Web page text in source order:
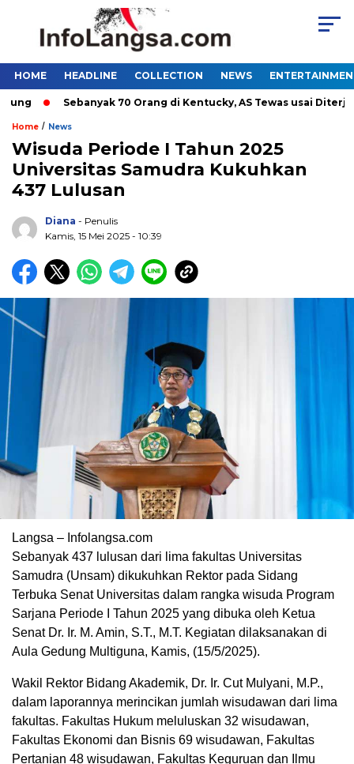
HOME HEADLINE COLLECTION NEWS
Sebanyak 70 Orang di Kentucky, AS Tewas usai Diterjang
Home / News
Wisuda Periode I Tahun 2025
Universitas Samudra Kukuhkan
437 Lulusan
Diana - Penulis
Kamis, 15 Mei 2025 - 10:39
Langsa – Infolangsa.com
Sebanyak 437 lulusan dari lima fakultas Universitas
Samudra (Unsam) dikukuhkan Rektor pada Sidang
Terbuka Senat Universitas dalam rangka wisuda Program
Sarjana Periode I Tahun 2025 yang dibuka oleh Ketua
Senat Dr. Ir. M. Amin, S.T., M.T. Kegiatan dilaksanakan di
Aula Gedung Multiguna, Kamis, (15/5/2025).
Wakil Rektor Bidang Akademik, Dr. Ir. Cut Mulyani, M.P.,
dalam laporannya merincikan jumlah wisudawan dari lima
fakultas. Fakultas Hukum meluluskan 32 wisudawan,
Fakultas Ekonomi dan Bisnis 69 wisudawan, Fakultas
Pertanian 48 wisudawan, Fakultas Keguruan dan Ilmu